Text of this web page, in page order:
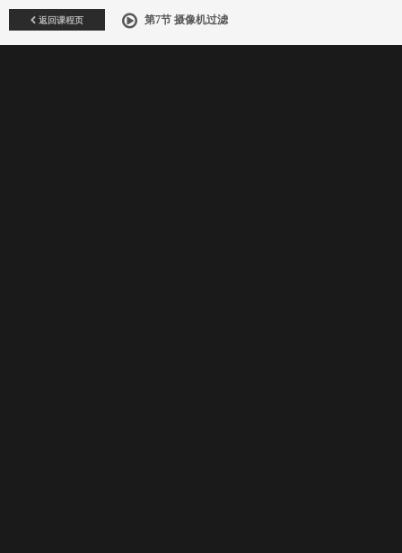
返回课程页 第7节 摄像机过滤